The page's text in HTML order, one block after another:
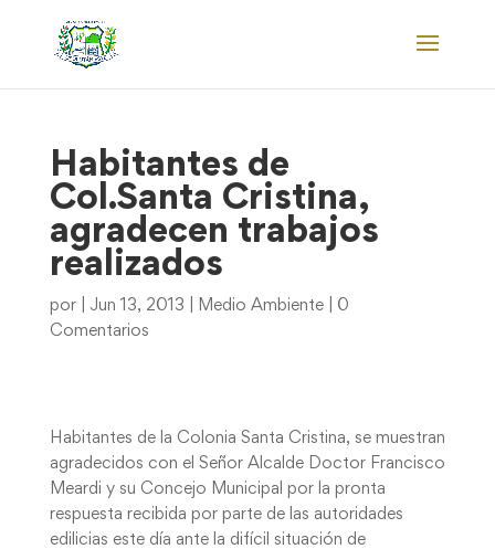
Habitantes de
Col.Santa Cristina,
agradecen trabajos
realizados
por Jun 13, 2013 Medio Ambiente| 0
Comentarios
Habitantes de la Colonia Santa Cristina, se muestran
agradecidos con el Señor Alcalde Doctor Francisco
Meardi y su Concejo Municipal por la pronta
respuesta recibida por parte de las autoridades
edilicias este día ante la difícil situación de